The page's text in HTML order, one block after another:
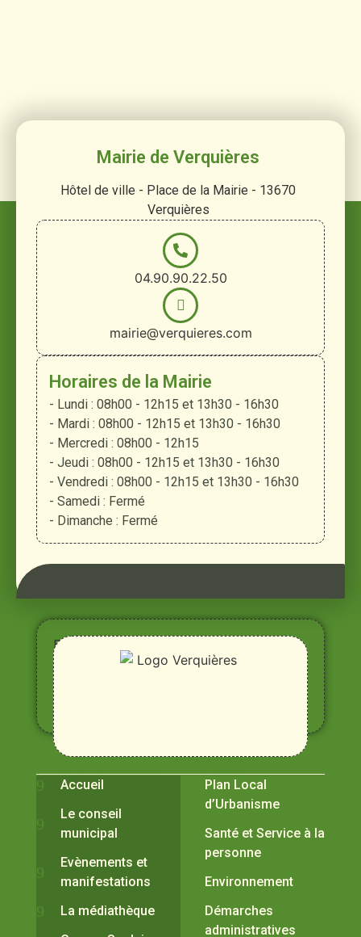
Mairie de Verquières
Hôtel de ville - Place de la Mairie - 13670
Verquières
04.90.90.22.50
mairie@verquieres.com
Horaires de la Mairie
- Lundi : 08h00 - 12h15 et 13h30 - 16h30
- Mardi : 08h00 - 12h15 et 13h30 - 16h30
- Mercredi : 08h00 - 12h15
- Jeudi : 08h00 - 12h15 et 13h30 - 16h30
- Vendredi : 08h00 - 12h15 et 13h30 - 16h30
- Samedi : Fermé
- Dimanche : Fermé
Entre
Rhône,
Alpilles
et
Durance
Accueil
Le conseil
municipal
Evènements et
manifestations
La médiathèque
Plan Local
d’Urbanisme
Santé et Service à la
personne
Environnement
Démarches
administratives